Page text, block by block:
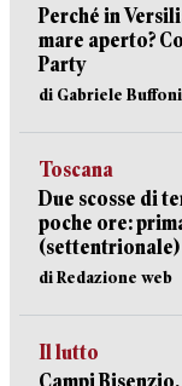
Perché in
mare aperto?
Party
di Gabriele Buffoni
Toscana
Due scosse di
poche ore:
(settentrionale)
di Redazione web
Il lutto